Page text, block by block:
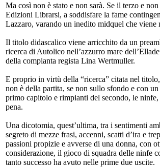
Ma così non è stato e non sarà. Se il terzo e
Edizioni Librarsi, a soddisfare la fame
Lazzaro, varando un inedito midquel che viene
Il titolo didascalico viene arricchito da un
ricerca di Autolico nell’azzurro mare
della compianta regista Lina Wertmuller.
E proprio in virtù della “ricerca” citata nel
non è della partita, se non sullo sfondo e con
primo capitolo e rimpianti del secondo, le ninfe,
pena.
Una dicotomia, quest’ultima, tra i sentimenti
segreto di mezze frasi, accenni, scatti d’ira e
passioni propizie e avverse di una donna, con
considerazione, il gioco di squadra delle ninfe
tanto successo ha avuto nelle prime due uscite.